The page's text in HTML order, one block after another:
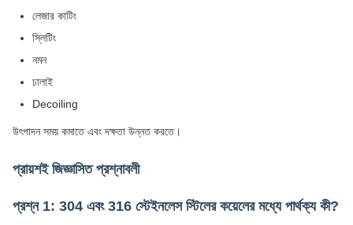
লেজার কাটিং
স্লিটিং
নমন
ঢালাই
Decoiling
উৎপাদন সময় কমাতে এবং দক্ষতা উন্নত করতে।
প্রায়শই জিজ্ঞাসিত প্রশ্নাবলী
প্রশ্ন 1: 304 এবং 316 স্টেইনলেস স্টিলের কয়েলের মধ্যে পার্থক্য কী?